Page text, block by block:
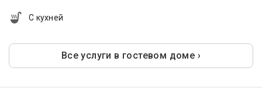
С кухней
Все услуги в гостевом доме ›